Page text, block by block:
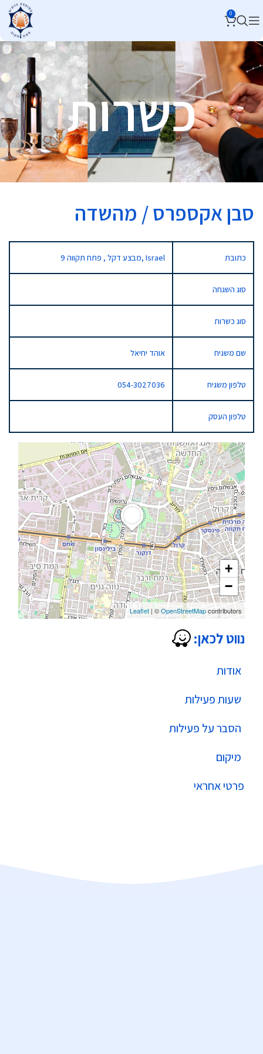
0
כשרות
אודות
שעות פעילות
הסבר על פעילות
מיקום
פרטי אחראי
+
−
Leaflet| ©OpenStreetMapcontributors
נווט לכאן:
סבן אקספרס / מהשדה
כתובת 9 מבצע דקל , פתח תקווה, Israel
סוג השגחה
סוג כשרות
שם משגיח אוהד יחיאל
טלפון משגיח 054-3027036
טלפון העסק